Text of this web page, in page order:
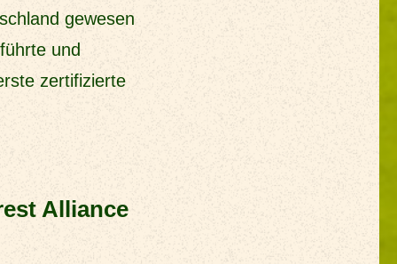
gewesen
und
zertifizierte
Alliance